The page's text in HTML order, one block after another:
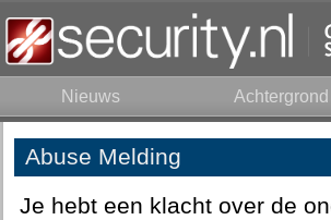
Nieuws Achtergrond
Abuse Melding
Je hebt een klacht over de